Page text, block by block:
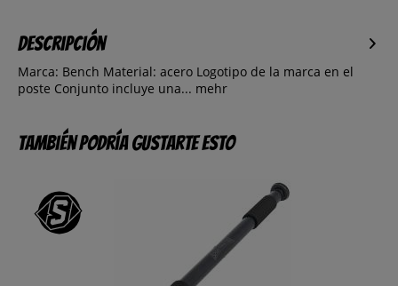
Descripción
Marca: Bench Material: acero Logotipo de la marca en el
poste Conjunto incluye una... mehr
También podría gustarte esto